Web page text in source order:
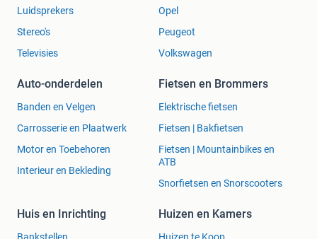
Luidsprekers
Stereo's
Televisies
Opel
Peugeot
Volkswagen
Auto-onderdelen
Banden en Velgen
Carrosserie en Plaatwerk
Motor en Toebehoren
Interieur en Bekleding
Fietsen en Brommers
Elektrische fietsen
Fietsen | Bakfietsen
Fietsen | Mountainbikes en
ATB
Snorfietsen en Snorscooters
Huis en Inrichting Huizen en Kamers